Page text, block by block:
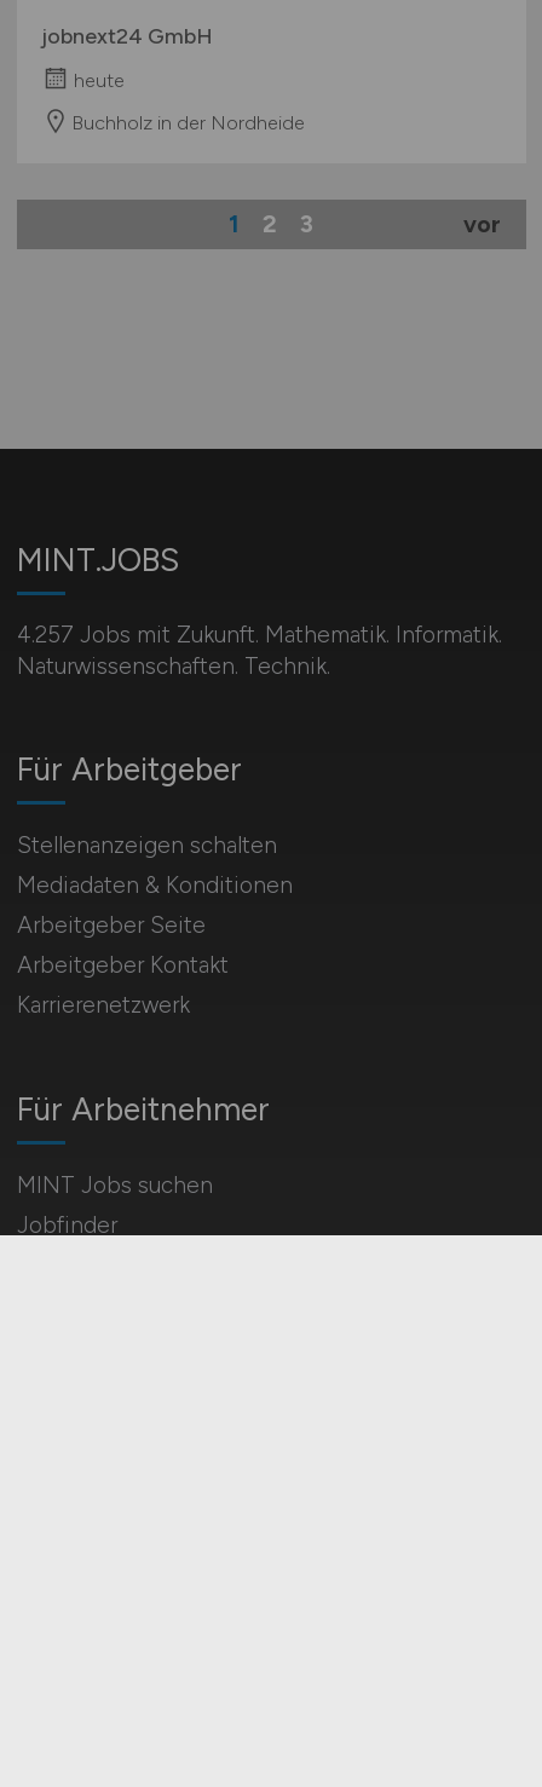
jobnext24 GmbH
heute
Buchholz in der Nordheide
1 2 3 vor
MINT.JOBS
4.257 Jobs mit Zukunft. Mathematik. Informatik.
Naturwissenschaften. Technik.
Für Arbeitnehmer
MINT Jobs suchen
Jobfinder
Für Arbeitgeber
Stellenanzeigen schalten
Mediadaten & Konditionen
Arbeitgeber Seite
Arbeitgeber Kontakt
Karrierenetzwerk